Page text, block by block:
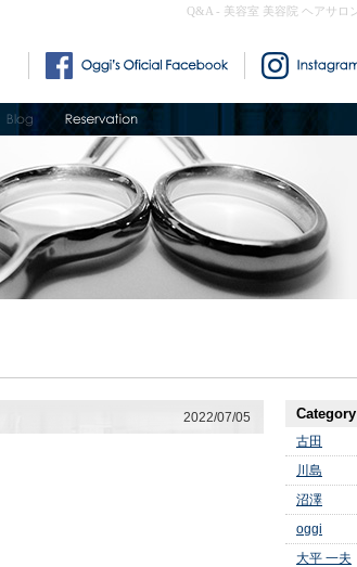
Q&A - 美容室 美容院 ヘアサロ
2022/07/05 Category
古田
川島
沼澤
oggi
大平 一夫